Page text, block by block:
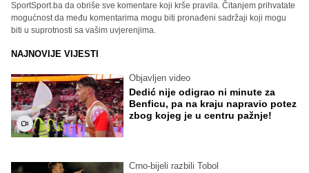
SportSport.ba da obriše sve komentare koji krše pravila. Čitanjem prihvatate
mogućnost da među komentarima mogu biti pronađeni sadržaji koji mogu
biti u suprotnosti sa vašim uvjerenjima.
NAJNOVIJE VIJESTI
Objavljen video
Dedić nije odigrao ni minute za
Benficu, pa na kraju napravio potez
zbog kojeg je u centru pažnje!
Crno-bijeli razbili Tobol